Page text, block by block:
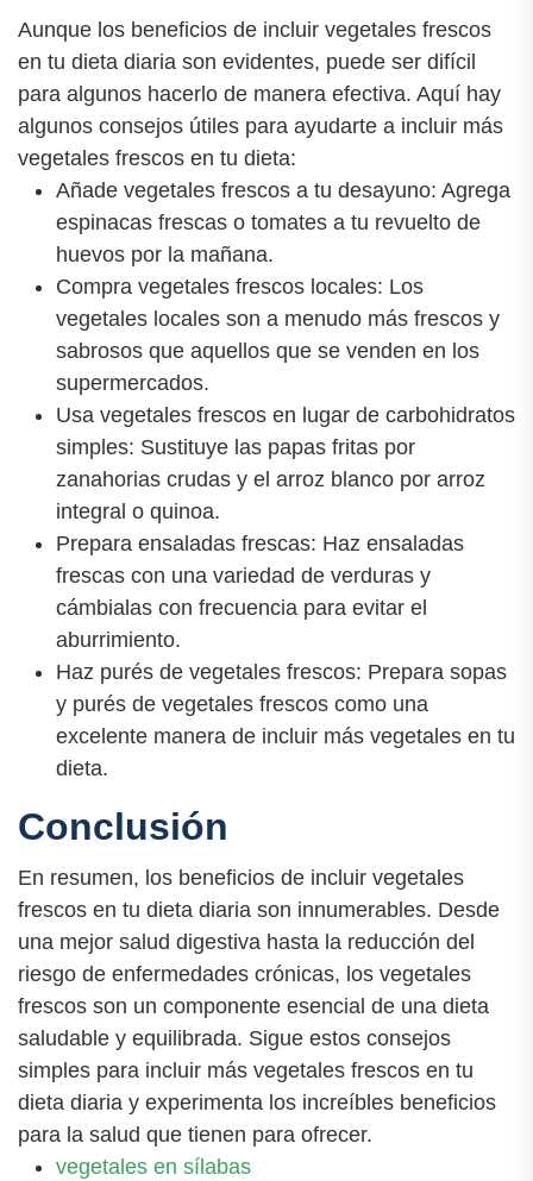
Aunque los beneficios de incluir vegetales frescos
en tu dieta diaria son evidentes, puede ser difícil
para algunos hacerlo de manera efectiva. Aquí hay
algunos consejos útiles para ayudarte a incluir más
vegetales frescos en tu dieta:
Añade vegetales frescos a tu desayuno: Agrega
espinacas frescas o tomates a tu revuelto de
huevos por la mañana.
Compra vegetales frescos locales: Los
vegetales locales son a menudo más frescos y
sabrosos que aquellos que se venden en los
supermercados.
Usa vegetales frescos en lugar de carbohidratos
simples: Sustituye las papas fritas por
zanahorias crudas y el arroz blanco por arroz
integral o quinoa.
Prepara ensaladas frescas: Haz ensaladas
frescas con una variedad de verduras y
cámbialas con frecuencia para evitar el
aburrimiento.
Haz purés de vegetales frescos: Prepara sopas
y purés de vegetales frescos como una
excelente manera de incluir más vegetales en tu
dieta.
Conclusión
En resumen, los beneficios de incluir vegetales
frescos en tu dieta diaria son innumerables. Desde
una mejor salud digestiva hasta la reducción del
riesgo de enfermedades crónicas, los vegetales
frescos son un componente esencial de una dieta
saludable y equilibrada. Sigue estos consejos
simples para incluir más vegetales frescos en tu
dieta diaria y experimenta los increíbles beneficios
para la salud que tienen para ofrecer.
vegetales en sílabas